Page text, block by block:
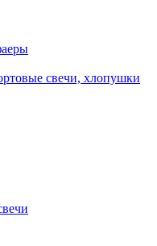
свечи, хлопушки